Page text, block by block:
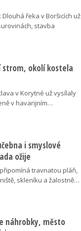
řeka v Boršicích už
stavba
strom, okolí kostela
v Korytné už vysílaly
v havarijním…
i smyslové
ožije
travnatou pláň,
skleníku a žalostně…
náhrobky, město